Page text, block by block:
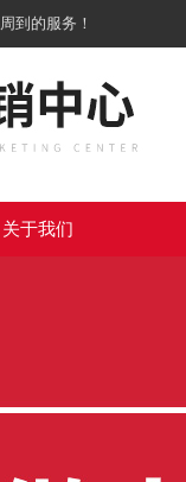
到的服务！
关于我们